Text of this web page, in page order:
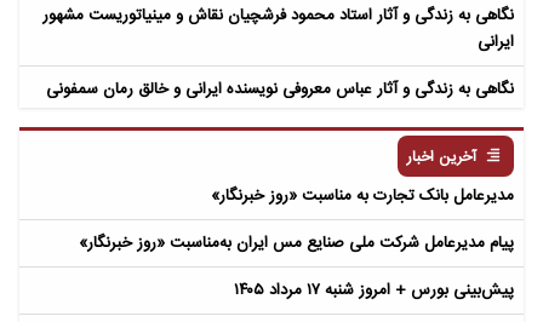
نگاهی به زندگی و آثار استاد محمود فرشچیان نقاش و مینیاتوریست مشهور
ایرانی
نگاهی به زندگی و آثار عباس معروفی نویسنده ایرانی و خالق رمان سمفونی
آخرین اخبار
مدیرعامل بانک تجارت به‌ مناسبت «روز خبرنگار»
پیام مدیرعامل شرکت ملی صنایع مس ایران به‌مناسبت «روز خبرنگار»
پیش‌بینی بورس + امروز شنبه ۱۷ مرداد ۱۴۰۵